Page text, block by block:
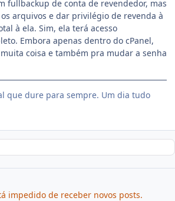
fullbackup de conta de revendedor, mas
arquivos e dar privilégio de revenda à
à ela. Sim, ela terá acesso
Embora apenas dentro do cPanel,
coisa e também pra mudar a senha
que dure para sempre. Um dia tudo
impedido de receber novos posts.